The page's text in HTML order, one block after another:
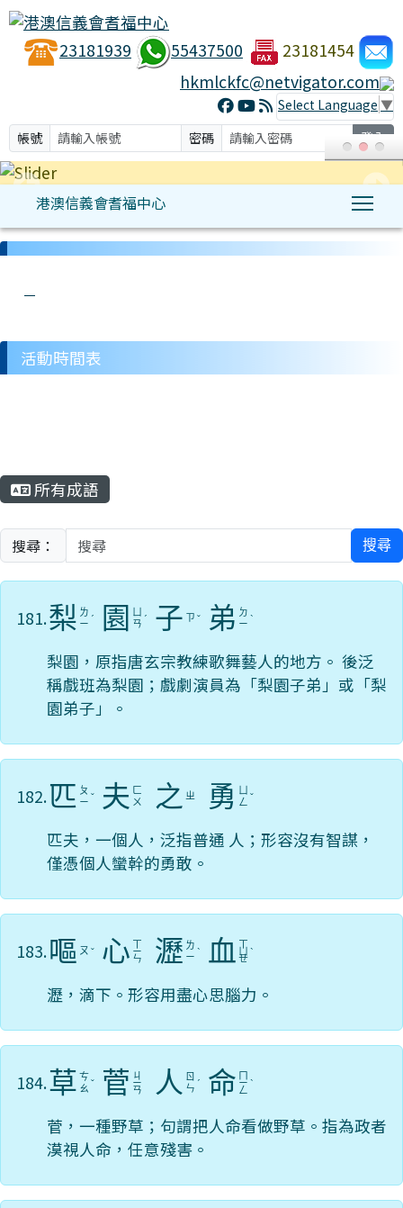
23181939 55437500
23181454
hkmlckfc@netvigator.com
Select Language ▼
帳號
密碼 登入
港澳信義會耆福中心
:::
活動時間表
所有成語
搜尋： 搜尋
181.梨 ㄌ
ㄧ ˊ 園
ㄢ ˊ 子 ㄗ ˇ 弟 ㄉ
ㄧ ˋ
梨園，原指唐玄宗教練歌舞藝人的地方。 後泛
稱戲班為梨園；戲劇演員為「梨園子弟」或「梨
園弟子」。
182.匹 ㄆ
ㄧ ˇ 夫 ㄈ
ㄨ
之 ㄓ 勇 ㄥ ˇ
匹夫，一個人，泛指普通 人；形容沒有智謀，
僅憑個人蠻幹的勇敢。
183.嘔 ㄡ ˇ 心 ㄧ
ㄣ 瀝 ㄌ
ㄧ ˋ 血 ㄩ
ㄝ
ˋ
瀝，滴下。形容用盡心思腦力。
184.草 ㄘ
ㄠ ˇ 菅 ㄐ
ㄧ
ㄢ 人 ㄖ
ㄣ ˊ 命 ㄧ
ㄥ
ˋ
菅，一種野草；句謂把人命看做野草。指為政者
漠視人命，任意殘害。